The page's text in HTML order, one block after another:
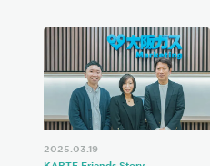
2025.03.19